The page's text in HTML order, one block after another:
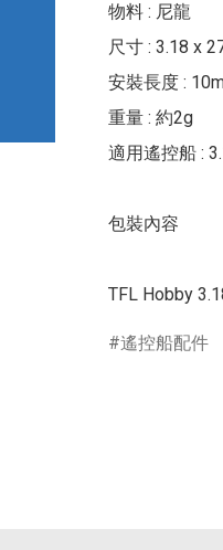
物料 : 尼龍
尺寸 : 3.18 x
安裝長度 :
重量 : 約2g
適用遙控船 :
包裝內容
遙控船配件